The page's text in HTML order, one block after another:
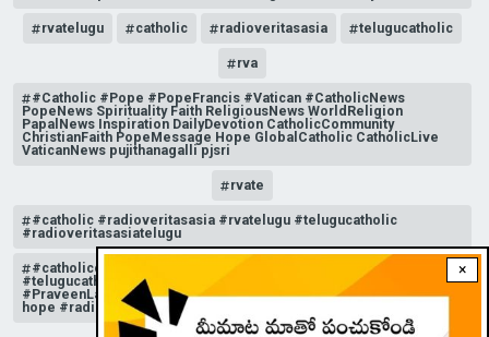
×
rvatelugu catholic radioveritasasia telugucatholic
rva
#Catholic #Pope #PopeFrancis #Vatican #CatholicNews
PopeNews Spirituality Faith ReligiousNews WorldReligion
PapalNews Inspiration DailyDevotion CatholicCommunity
ChristianFaith PopeMessage Hope GlobalCatholic CatholicLive
VaticanNews pujithanagalli pjsri
rvate
#catholic #radioveritasasia #rvatelugu #telugucatholic
#radioveritasasiatelugu
#catholicchurchnews #catholictelugu #telugucatholic
#telugucatholicchurch #radioveritasasia #rvatelugu
#PraveenLakkisetti #reflection #advent #christmas #messageof
hope #radioveritas #rvatelugu #viral #insta